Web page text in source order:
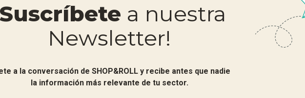
a nuestra
Newsletter!
a la conversación de SHOP&ROLL y recibe antes que nadie
la información más relevante de tu sector.